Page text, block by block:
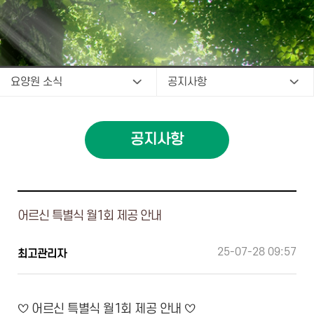
요양원 소식 공지사항
공지사항
어르신 특별식 월1회 제공 안내
최고관리자 25-07-28 09:57
♡ 어르신 특별식 월1회 제공 안내 ♡